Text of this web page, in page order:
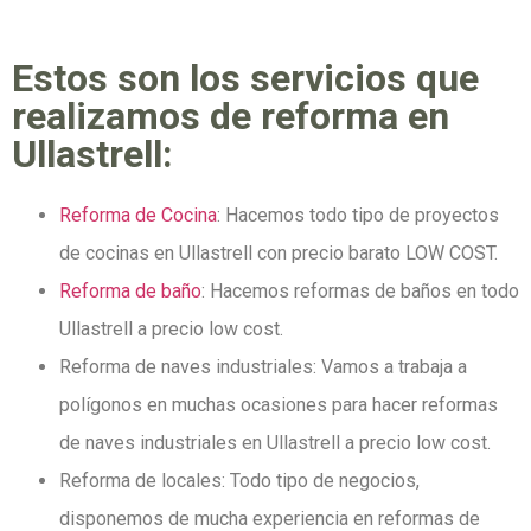
Estos son los servicios que
realizamos de reforma en
Ullastrell:
Reforma de Cocina: Hacemos todo tipo de proyectos
de cocinas en Ullastrell con precio barato LOW COST.
Reforma de baño: Hacemos reformas de baños en todo
Ullastrell a precio low cost.
Reforma de naves industriales: Vamos a trabaja a
polígonos en muchas ocasiones para hacer reformas
de naves industriales en Ullastrell a precio low cost.
Reforma de locales: Todo tipo de negocios,
disponemos de mucha experiencia en reformas de